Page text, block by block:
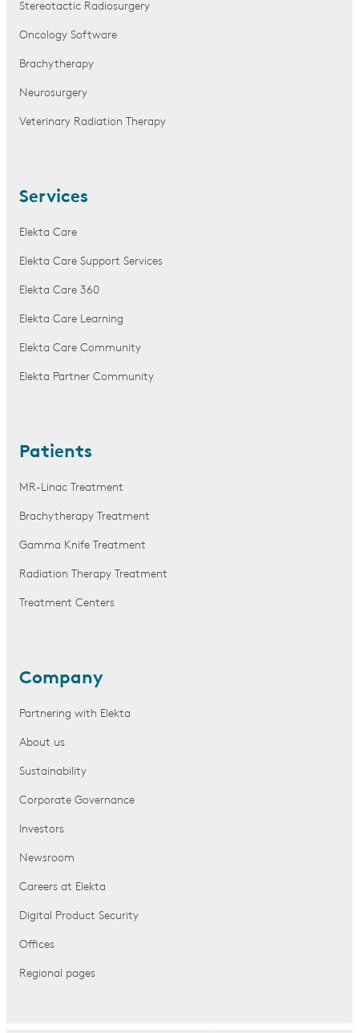
Stereotactic Radiosurgery
Oncology Software
Brachytherapy
Neurosurgery
Veterinary Radiation Therapy
Services
Elekta Care
Elekta Care Support Services
Elekta Care 360
Elekta Care Learning
Elekta Care Community
Elekta Partner Community
Patients
MR-Linac Treatment
Brachytherapy Treatment
Gamma Knife Treatment
Radiation Therapy Treatment
Treatment Centers
Company
Partnering with Elekta
About us
Sustainability
Corporate Governance
Investors
Newsroom
Careers at Elekta
Digital Product Security
Offices
Regional pages